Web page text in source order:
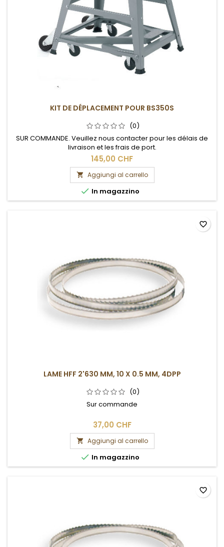
KIT DE DÉPLACEMENT POUR BS350S
(0)
SUR COMMANDE. Veuillez nous contacter pour les délais de
livraison et les frais de port.
145,00 CHF
 Aggiungi al carrello
 In magazzino
LAME HFF 2'630 MM, 10 X 0.5 MM, 4DPP
(0)
Sur commande
37,00 CHF
 Aggiungi al carrello
 In magazzino
favorite_border
favorite_border